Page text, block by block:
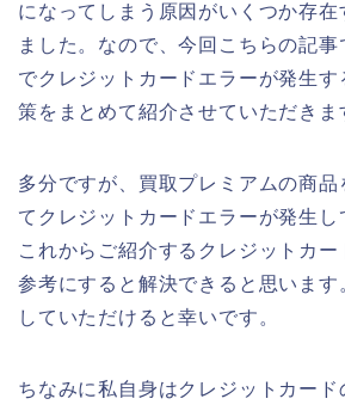
になってしまう原因がいくつか存在
ました。なので、今回こちらの記事
でクレジットカードエラーが発生
策をまとめて紹介させていただきま
多分ですが、買取プレミアムの商品
てクレジットカードエラーが発生し
これからご紹介するクレジットカー
参考にすると解決できると思います
していただけると幸いです。
ちなみに私自身はクレジットカー